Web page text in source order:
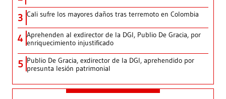
3 Cali sufre los mayores daños tras terremoto en Colombia
4 Aprehenden al exdirector de la DGI, Publio De Gracia, por
enriquecimiento injustificado
5 Publio De Gracia, exdirector de la DGI, aprehendido por
presunta lesión patrimonial